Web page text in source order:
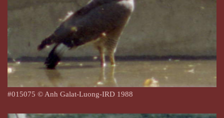
#015075 © Anh Galat-Luong-IRD 1988